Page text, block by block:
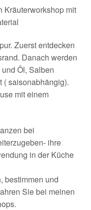
Kräuterworkshop mit
Zuerst entdecken
Danach werden
Öl, Salben
( saisonabhängig).
mit einem
bei
ihre
in der Küche
bestimmen und
Sie bei meinen